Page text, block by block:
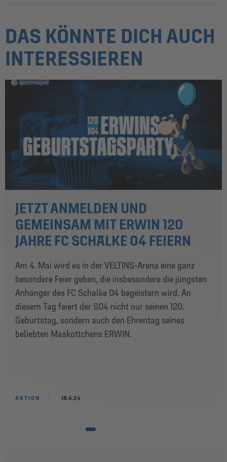
DAS KÖNNTE DICH AUCH
INTERESSIEREN
JETZT ANMELDEN UND
GEMEINSAM MIT ERWIN 120
JAHRE FC SCHALKE 04 FEIERN
Am 4. Mai wird es in der VELTINS-Arena eine ganz
besondere Feier geben, die insbesondere die jüngsten
Anhänger des FC Schalke 04 begeistern wird. An
diesem Tag feiert der S04 nicht nur seinen 120.
Geburtstag, sondern auch den Ehrentag seines
beliebten Maskottchens ERWIN.
AKTION 18.4.24